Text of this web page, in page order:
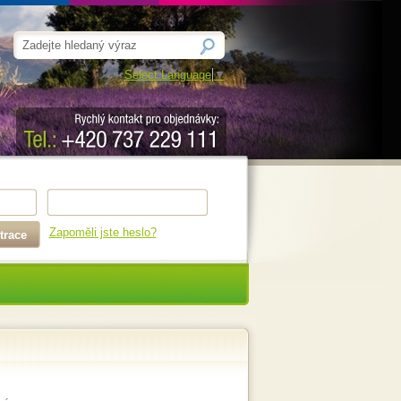
Select Language ▼
Zapoměli jste heslo?